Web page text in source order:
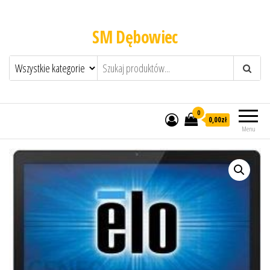
SM Dębowiec
Menu
0
0,00zł